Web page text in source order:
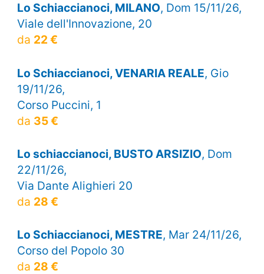
Lo Schiaccianoci, MILANO, Dom 15/11/26,
Viale dell'Innovazione, 20
da 22 €
Lo Schiaccianoci, VENARIA REALE, Gio
19/11/26,
Corso Puccini, 1
da 35 €
Lo schiaccianoci, BUSTO ARSIZIO, Dom
22/11/26,
Via Dante Alighieri 20
da 28 €
Lo Schiaccianoci, MESTRE, Mar 24/11/26,
Corso del Popolo 30
da 28 €